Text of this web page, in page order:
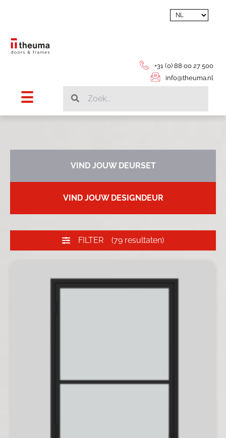
+31 (0) 88 00 27 500
info@theuma.nl
VIND JOUW DEURSET
VIND JOUW DESIGNDEUR
FILTER (79 resultaten)